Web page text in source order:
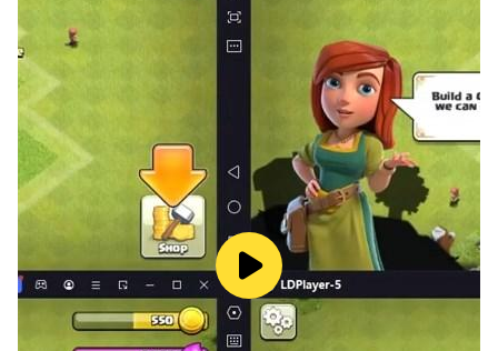
⚔️ Echtzeit-Mehrspieler: Kämpfe gegen Spieler aus aller
Welt! Zeige deine Fähigkeiten in Kartenduellen, steige
im Ranking auf und werde der beste Champion. 🏆
📊 Rankingsystem: Steige in der globalen Rangliste auf
und zeige deine Macht! Jeder Sieg bringt dich näher an
den ersten Platz.
🏰 Klan-System: Tritt einem Clan bei und kämpfe Seite
an Seite mit anderen Spielern. Teile Strategien, finde
neue Freunde und erobere die Welt zusammen.